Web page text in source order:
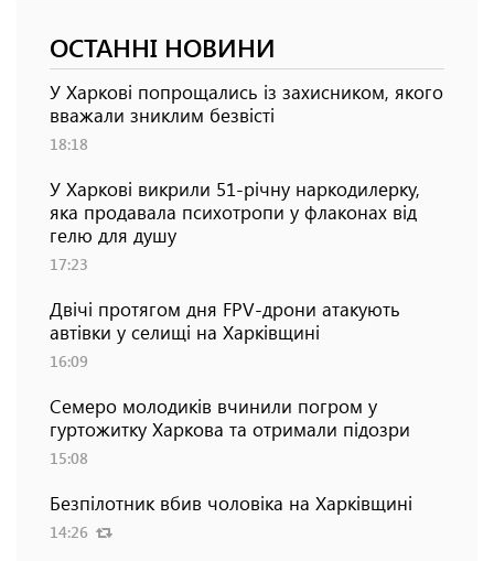
ОСТАННІ НОВИНИ
У Харкові попрощались із захисником, якого
вважали зниклим безвісті
18:18
У Харкові викрили 51-річну наркодилерку,
яка продавала психотропи у флаконах від
гелю для душу
17:23
Двічі протягом дня FPV-дрони атакують
автівки у селищі на Харківщині
16:09
Семеро молодиків вчинили погром у
гуртожитку Харкова та отримали підозри
15:08
Безпілотник вбив чоловіка на Харківщині
14:26